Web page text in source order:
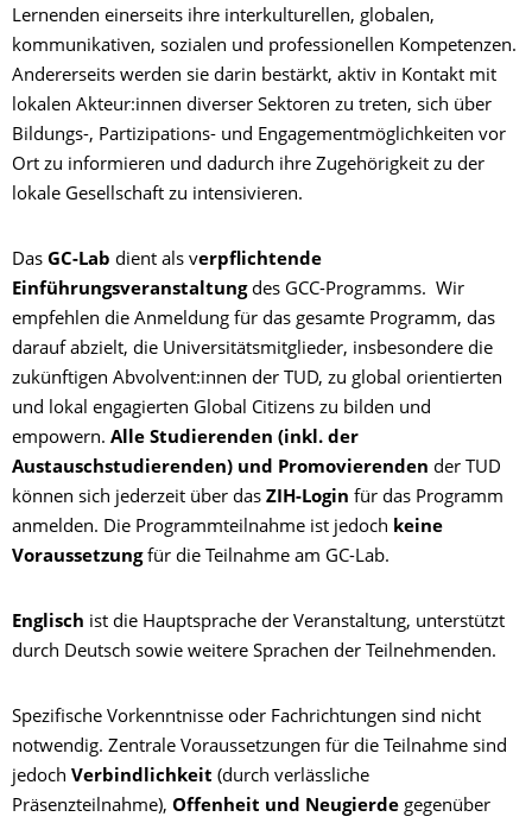
Lernenden einerseits ihre interkulturellen, globalen,
kommunikativen, sozialen und professionellen Kompetenzen.
Andererseits werden sie darin bestärkt, aktiv in Kontakt mit
lokalen Akteur:innen diverser Sektoren zu treten, sich über
Bildungs-, Partizipations- und Engagementmöglichkeiten vor
Ort zu informieren und dadurch ihre Zugehörigkeit zu der
lokale Gesellschaft zu intensivieren.
Das GC-Lab dient als verpflichtende
Einführungsveranstaltungdes GCC-Programms. Wir
empfehlen die Anmeldung für das gesamte Programm, das
darauf abzielt, die Universitätsmitglieder, insbesondere die
zukünftigen Abvolvent:innen der TUD, zu global orientierten
und lokal engagierten Global Citizens zu bilden und
empowern. Alle Studierenden (inkl. der
Austauschstudierenden) und Promovierenden der TUD
können sich jederzeit über das ZIH-Login für das Programm
anmelden. Die Programmteilnahme ist jedoch keine
Voraussetzungfür die Teilnahme am GC-Lab.
Englisch ist die Hauptsprache der Veranstaltung, unterstützt
durch Deutsch sowie weitere Sprachen der Teilnehmenden.
Spezifische Vorkenntnisse oder Fachrichtungen sind nicht
notwendig. Zentrale Voraussetzungen für die Teilnahme sind
jedoch Verbindlichkeit (durch verlässliche
Präsenzteilnahme), Offenheit und Neugierde gegenüber